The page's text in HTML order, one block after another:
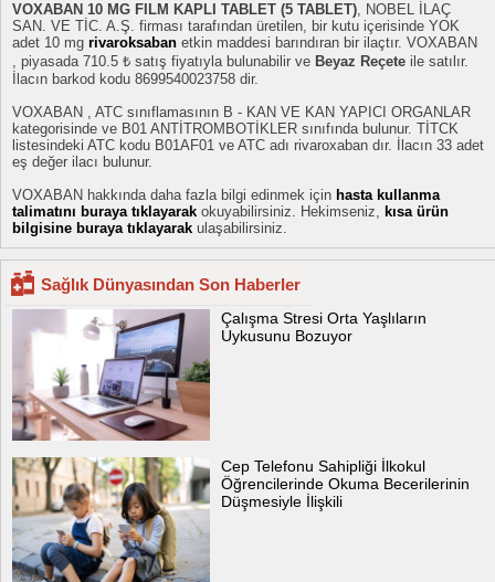
VOXABAN 10 MG FILM KAPLI TABLET (5 TABLET), NOBEL İLAÇ
SAN. VE TİC. A.Ş. firması tarafından üretilen, bir kutu içerisinde YOK
adet 10 mg rivaroksaban etkin maddesi barındıran bir ilaçtır. VOXABAN
, piyasada 710.5 ₺ satış fiyatıyla bulunabilir ve Beyaz Reçete ile satılır.
İlacın barkod kodu 8699540023758 dir.
VOXABAN , ATC sınıflamasının B - KAN VE KAN YAPICI ORGANLAR
kategorisinde ve B01 ANTİTROMBOTİKLER sınıfında bulunur. TİTCK
listesindeki ATC kodu B01AF01 ve ATC adı rivaroxaban dır. İlacın 33 adet
eş değer ilacı bulunur.
VOXABAN hakkında daha fazla bilgi edinmek için hasta kullanma
talimatını buraya tıklayarak okuyabilirsiniz. Hekimseniz, kısa ürün
bilgisine buraya tıklayarak ulaşabilirsiniz.
Sağlık Dünyasından Son Haberler
Çalışma Stresi Orta Yaşlıların
Uykusunu Bozuyor
Cep Telefonu Sahipliği İlkokul
Öğrencilerinde Okuma Becerilerinin
Düşmesiyle İlişkili